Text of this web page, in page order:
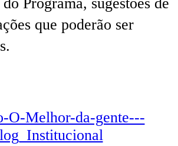
Programa, sugestões de
que poderão ser